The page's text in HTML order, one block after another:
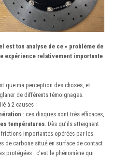
est ton analyse de ce « problème de
expérience relativement importante
que ma perception des choses, et
de différents témoignages.
à 2 causes :
: ces disques sont très efficaces,
températures . Dès qu’ils atteignent
importantes opérées par les
de carbone situé en surface de contact
protégées : c’est le phénomène qui